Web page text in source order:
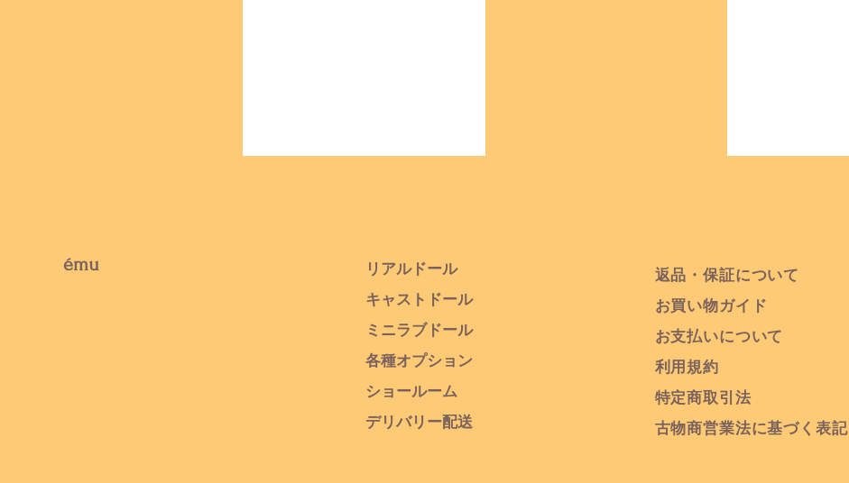
​ému
リアルドール
キャストドール
​ミニラブドール
各種オプション
ショールーム
デリバリー配送
返品・保証について
お買い物ガイド
お支払いについて
​利用規約
特定商取引法
古物商営業法に基づく表記